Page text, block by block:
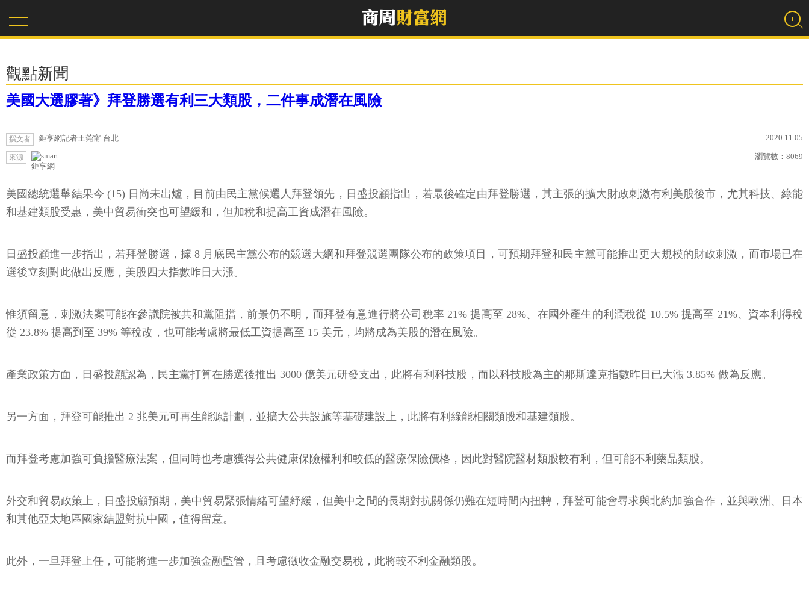
觀點新聞
美國大選膠著》拜登勝選有利三大類股，二件事成潛在風險
撰文者 鉅亨網記者王莞甯 台北 2020.11.05
來源
鉅亨網
瀏覽數： 8069
美國總統選舉結果今 (15) 日尚未出爐，目前由民主黨候選人拜登領先，日盛投顧指出，若最後確定由拜登勝選，其主張的擴大財政刺激有利美股後市，尤其科技、綠能
和基建類股受惠，美中貿易衝突也可望緩和，但加稅和提高工資成潛在風險。
日盛投顧進一步指出，若拜登勝選，據 8 月底民主黨公布的競選大綱和拜登競選團隊公布的政策項目，可預期拜登和民主黨可能推出更大規模的財政刺激，而市場已在
選後立刻對此做出反應，美股四大指數昨日大漲。
惟須留意，刺激法案可能在參議院被共和黨阻擋，前景仍不明，而拜登有意進行將公司稅率 21% 提高至 28%、在國外產生的利潤稅從 10.5% 提高至 21%、資本利得稅
從 23.8% 提高到至 39% 等稅改，也可能考慮將最低工資提高至 15 美元，均將成為美股的潛在風險。
產業政策方面，日盛投顧認為，民主黨打算在勝選後推出 3000 億美元研發支出，此將有利科技股，而以科技股為主的那斯達克指數昨日已大漲 3.85% 做為反應。
另一方面，拜登可能推出 2 兆美元可再生能源計劃，並擴大公共設施等基礎建設上，此將有利綠能相關類股和基建類股。
而拜登考慮加強可負擔醫療法案，但同時也考慮獲得公共健康保險權利和較低的醫療保險價格，因此對醫院醫材類股較有利，但可能不利藥品類股。
外交和貿易政策上，日盛投顧預期，美中貿易緊張情緒可望紓緩，但美中之間的長期對抗關係仍難在短時間內扭轉，拜登可能會尋求與北約加強合作，並與歐洲、日本
和其他亞太地區國家結盟對抗中國，值得留意。
此外，一旦拜登上任，可能將進一步加強金融監管，且考慮徵收金融交易稅，此將較不利金融類股。